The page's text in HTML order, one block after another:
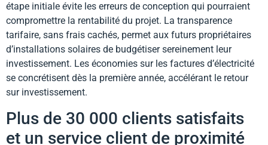
étape initiale évite les erreurs de conception qui pourraient
compromettre la rentabilité du projet. La transparence
tarifaire, sans frais cachés, permet aux futurs propriétaires
d’installations solaires de budgétiser sereinement leur
investissement. Les économies sur les factures d’électricité
se concrétisent dès la première année, accélérant le retour
sur investissement.
Plus de 30 000 clients satisfaits
et un service client de proximité